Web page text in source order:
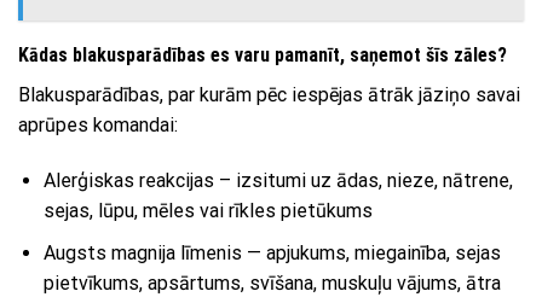
Kādas blakusparādības es varu pamanīt, saņemot šīs zāles?
Blakusparādības, par kurām pēc iespējas ātrāk jāziņo savai
aprūpes komandai:
Alerģiskas reakcijas – izsitumi uz ādas, nieze, nātrene,
sejas, lūpu, mēles vai rīkles pietūkums
Augsts magnija līmenis — apjukums, miegainība, sejas
pietvīkums, apsārtums, svīšana, muskuļu vājums, ātra